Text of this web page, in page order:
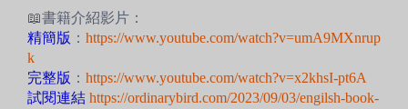
📖書籍介紹影片：
精簡版 ： https://www.youtube.com/watch?v=umA9MXnrup
k
完整版 ： https://www.youtube.com/watch?v=x2khsI-pt6A
試閱連結 https://ordinarybird.com/2023/09/03/engilsh-book-